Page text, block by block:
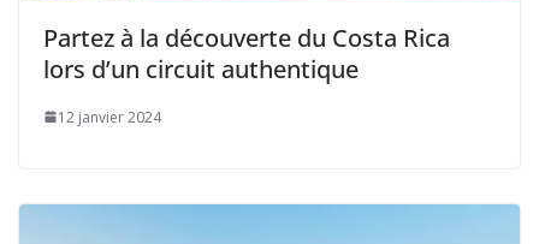
Partez à la découverte du Costa Rica
lors d’un circuit authentique
12 janvier 2024